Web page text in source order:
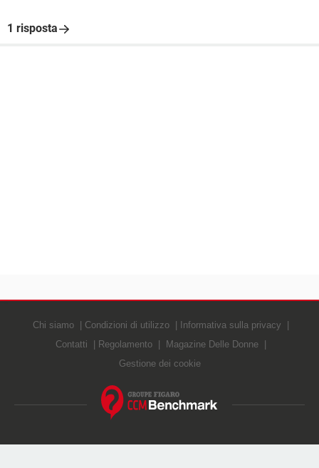
1 risposta
Chi siamo Condizioni di utilizzo
Informativa sulla privacy
Contatti
Regolamento
Magazine Delle Donne
Gestione dei cookie